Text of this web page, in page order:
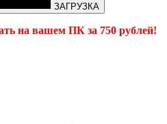
ЗАГРУЗКА
на вашем ПК за 750 рублей!